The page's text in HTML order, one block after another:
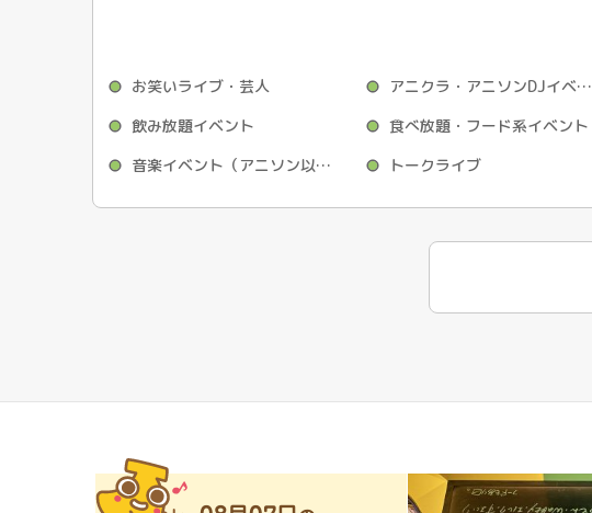
お笑いライブ・芸人 アニクラ・アニソンDJイベント
飲み放題イベント
食べ放題・フード系イベント
音楽イベント（アニソン以外）
トークライブ